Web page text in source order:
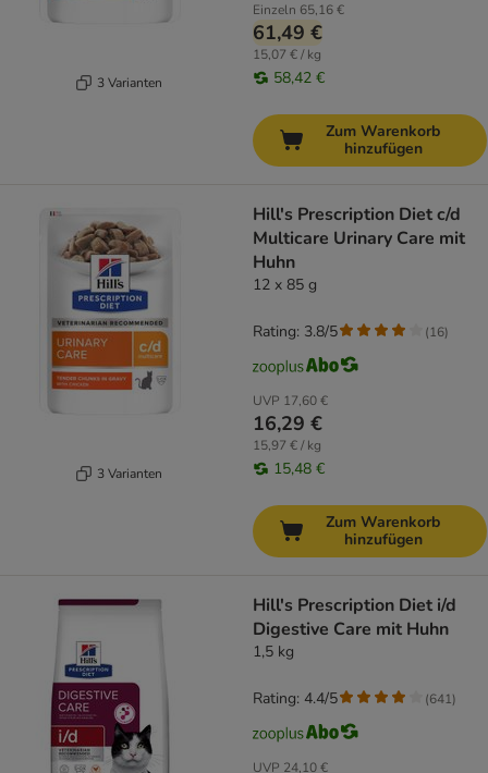
3 Varianten
Einzeln 65,16 €
61,49 €
15,07 € / kg
58,42 €
Zum Warenkorb
hinzufügen
3 Varianten
Hill's Prescription Diet c/d
Multicare Urinary Care mit
Huhn
12 x 85 g
UVP 17,60 €
16,29 €
15,97 € / kg
15,48 €
Rating: 3.8/5 (16)
Zum Warenkorb
hinzufügen
Hill's Prescription Diet i/d
Digestive Care mit Huhn
1,5 kg
UVP 24,10 €
Rating: 4.4/5 (641)